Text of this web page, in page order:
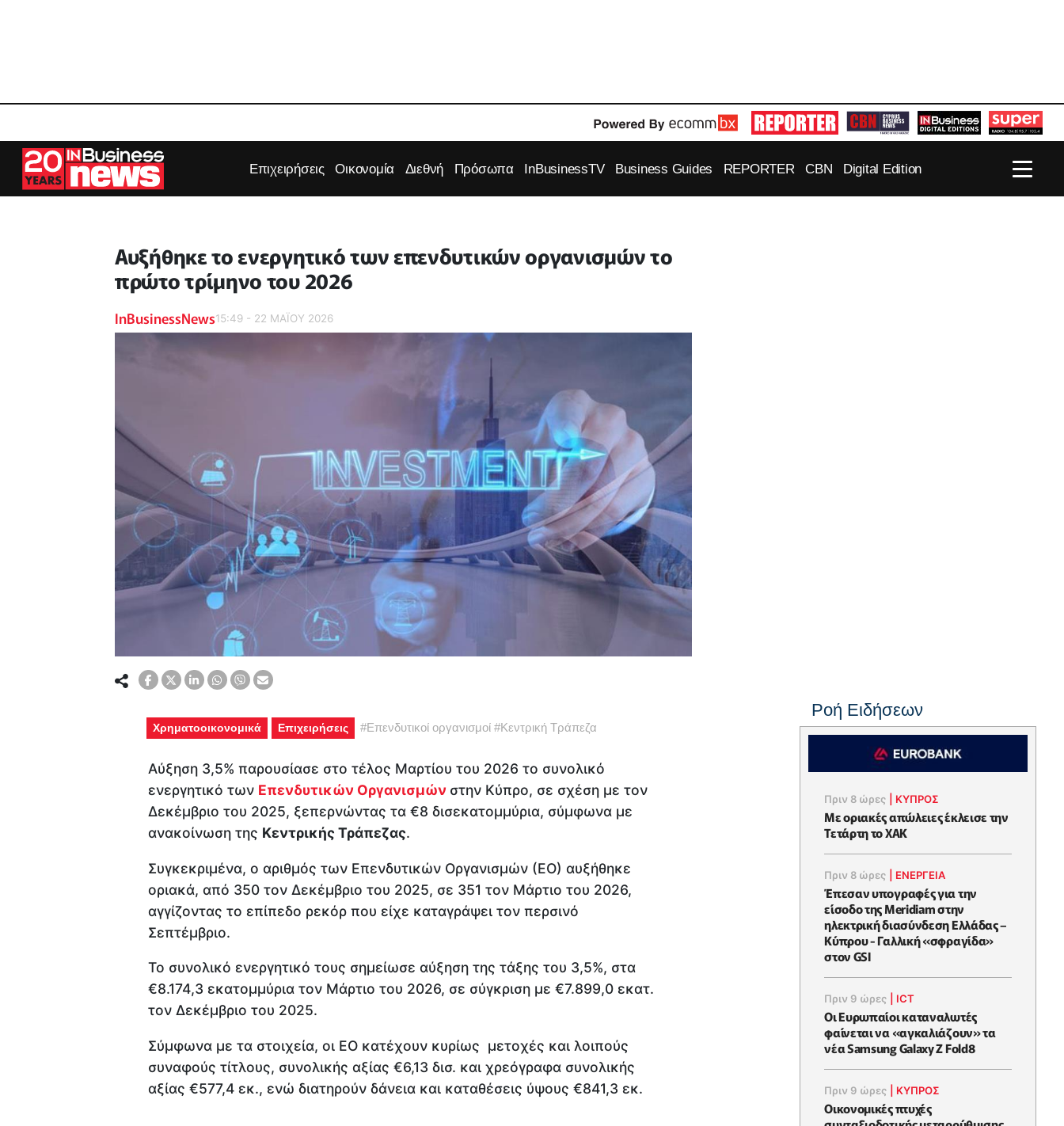
Επιχειρήσεις Οικονομία Διεθνή Πρόσωπα InBusinessTV Business Guides REPORTER CBN Digital Edition
Αυξήθηκε το ενεργητικό των επενδυτικών οργανισμών τo
πρώτο τρίμηνο του 2026
InBusinessNews15:49 - 22 ΜΑΪ́ΟΥ 2026
Χρηματοοικονομικά Επιχειρήσεις #Επενδυτικοί οργανισμοί #Κεντρική Τράπεζα
Αύξηση 3,5% παρουσίασε στο τέλος Μαρτίου του 2026 το συνολικό
ενεργητικό των Επενδυτικών Οργανισμών στην Κύπρο, σε σχέση με τον
Δεκέμβριο του 2025, ξεπερνώντας τα €8 δισεκατομμύρια, σύμφωνα με
ανακοίνωση της Κεντρικής Τράπεζας.
Συγκεκριμένα, ο αριθμός των Επενδυτικών Οργανισμών (ΕΟ) αυξήθηκε
οριακά, από 350 τον Δεκέμβριο του 2025, σε 351 τον Μάρτιο του 2026,
αγγίζοντας το επίπεδο ρεκόρ που είχε καταγράψει τον περσινό
Σεπτέμβριο.
Το συνολικό ενεργητικό τους σημείωσε αύξηση της τάξης του 3,5%, στα
€8.174,3 εκατομμύρια τον Μάρτιο του 2026, σε σύγκριση με €7.899,0 εκατ.
τον Δεκέμβριο του 2025.
Σύμφωνα με τα στοιχεία, οι ΕΟ κατέχουν κυρίως μετοχές και λοιπούς
συναφούς τίτλους, συνολικής αξίας €6,13 δισ. και χρεόγραφα συνολικής
αξίας €577,4 εκ., ενώ διατηρούν δάνεια και καταθέσεις ύψους €841,3 εκ.
Ροή Ειδήσεων
Πριν 8 ώρες ΚΥΠΡΟΣ
Με οριακές απώλειες έκλεισε την
Τετάρτη το ΧΑΚ
Πριν 8 ώρες ΕΝΈΡΓΕΙΑ
Έπεσαν υπογραφές για την
είσοδο της Meridiam στην
ηλεκτρική διασύνδεση Ελλάδας –
Κύπρου - Γαλλική «σφραγίδα»
στον GSI
Πριν 9 ώρες ICT
Οι Ευρωπαίοι καταναλωτές
φαίνεται να «αγκαλιάζουν» τα
νέα Samsung Galaxy Z Fold8
Πριν 9 ώρες ΚΥΠΡΟΣ
Οικονομικές πτυχές